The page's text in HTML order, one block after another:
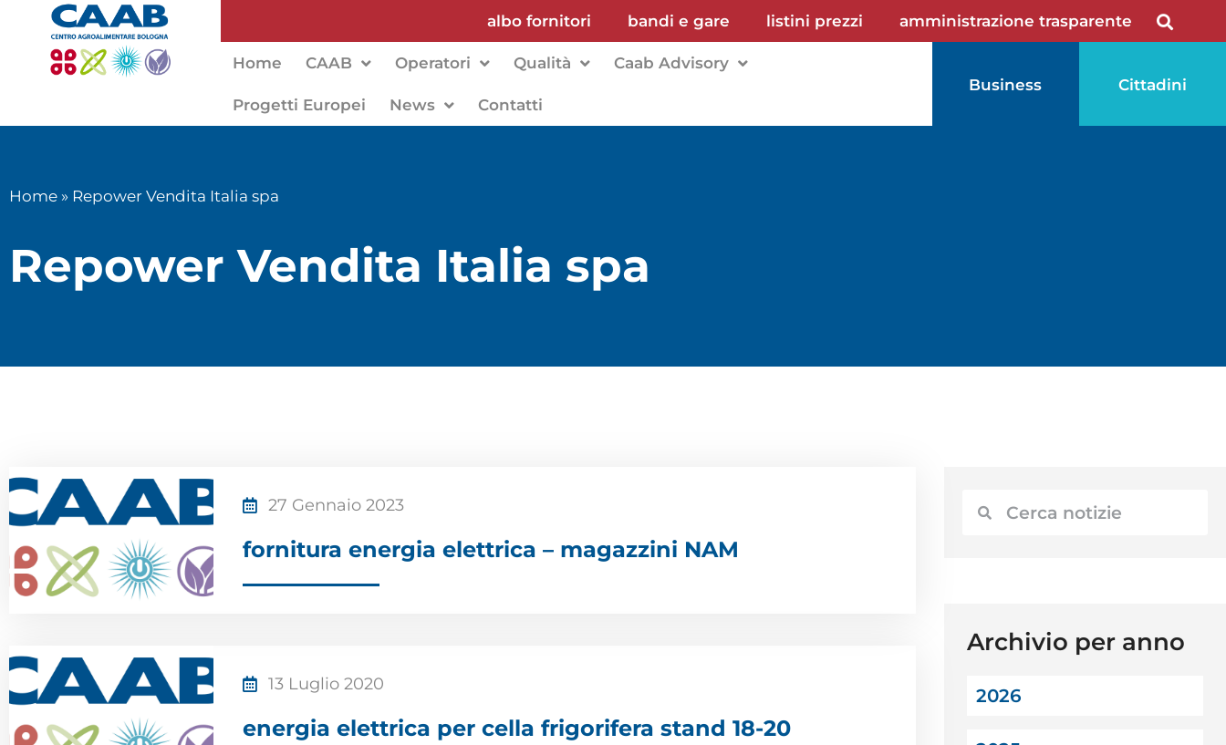
albo fornitori bandi e gare listini prezzi amministrazione trasparente
Home CAAB Operatori Qualità Caab Advisory
Progetti Europei News Contatti
Business Cittadini
Home » Repower Vendita Italia spa
Repower Vendita Italia spa
27 Gennaio 2023
fornitura energia elettrica – magazzini NAM
13 Luglio 2020
energia elettrica per cella frigorifera stand 18-20
Archivio per anno
2026